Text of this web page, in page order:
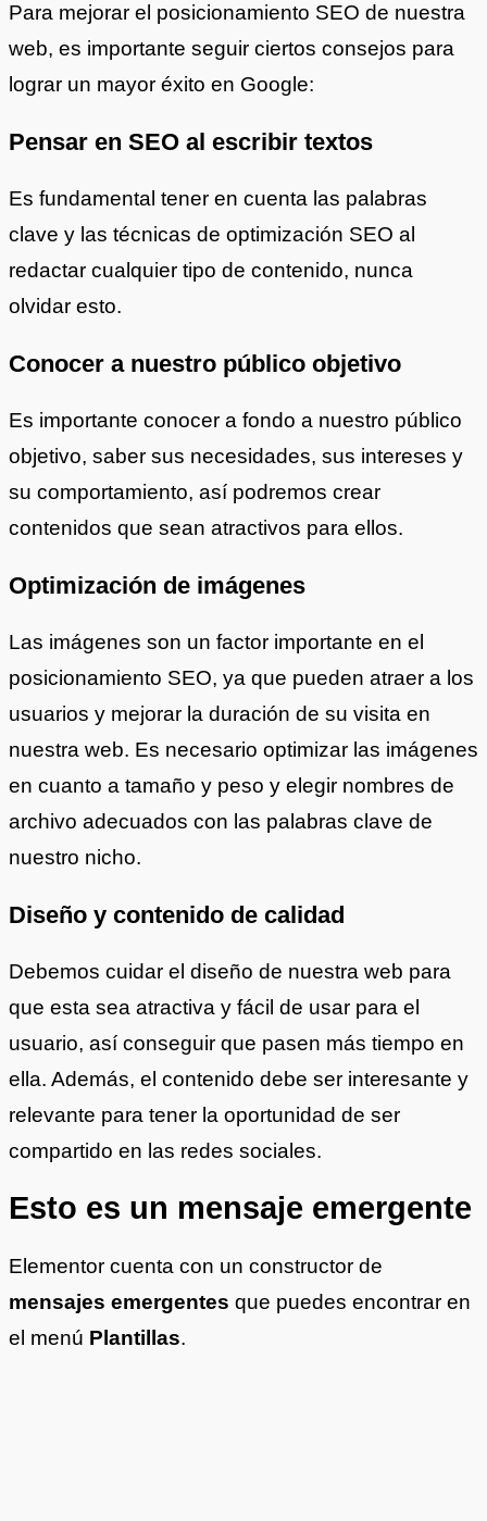
Para mejorar el posicionamiento SEO de nuestra
web, es importante seguir ciertos consejos para
lograr un mayor éxito en Google:
Pensar en SEO al escribir textos
Es fundamental tener en cuenta las palabras
clave y las técnicas de optimización SEO al
redactar cualquier tipo de contenido, nunca
olvidar esto.
Conocer a nuestro público objetivo
Es importante conocer a fondo a nuestro público
objetivo, saber sus necesidades, sus intereses y
su comportamiento, así podremos crear
contenidos que sean atractivos para ellos.
Optimización de imágenes
Las imágenes son un factor importante en el
posicionamiento SEO, ya que pueden atraer a los
usuarios y mejorar la duración de su visita en
nuestra web. Es necesario optimizar las imágenes
en cuanto a tamaño y peso y elegir nombres de
archivo adecuados con las palabras clave de
nuestro nicho.
Diseño y contenido de calidad
Debemos cuidar el diseño de nuestra web para
que esta sea atractiva y fácil de usar para el
usuario, así conseguir que pasen más tiempo en
ella. Además, el contenido debe ser interesante y
relevante para tener la oportunidad de ser
compartido en las redes sociales.
Esto es un mensaje emergente
Elementor cuenta con un constructor de
mensajes emergentes que puedes encontrar en
el menú Plantillas.